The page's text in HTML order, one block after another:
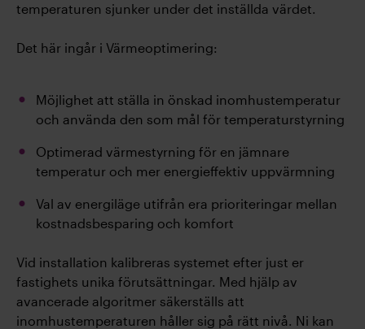
temperaturen sjunker under det inställda värdet.
Det här ingår i Värmeoptimering:
Möjlighet att ställa in önskad inomhustemperatur
och använda den som mål för temperaturstyrning
Optimerad värmestyrning för en jämnare
temperatur och mer energieffektiv uppvärmning
Val av energiläge utifrån era prioriteringar mellan
kostnadsbesparing och komfort
Vid installation kalibreras systemet efter just er
fastighets unika förutsättningar. Med hjälp av
avancerade algoritmer säkerställs att
inomhustemperaturen håller sig på rätt nivå. Ni kan